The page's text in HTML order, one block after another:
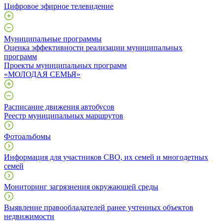
Цифровое эфирное телевидение
Муниципальные программы
Оценка эффективности реализации муниципальных
программ
Проекты муниципальных программ
«МОЛОДАЯ СЕМЬЯ»
Расписание движения автобусов
Реестр муниципальных маршрутов
Фотоальбомы
Информация для участников СВО, их семей и многодетных
семей
Мониторинг загрязнения окружающей среды
Выявление правообладателей ранее учтенных объектов
недвижимости